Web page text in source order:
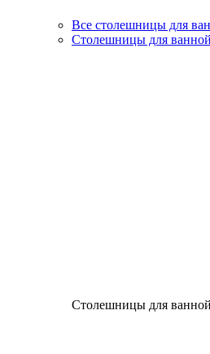
Все столешницы для
Столешницы для ванной
Столешницы для ванной